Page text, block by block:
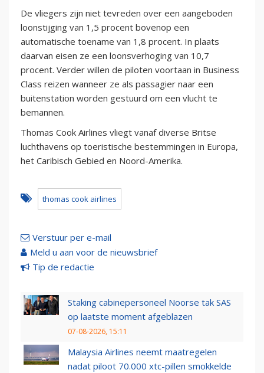
De vliegers zijn niet tevreden over een aangeboden
loonstijging van 1,5 procent bovenop een
automatische toename van 1,8 procent. In plaats
daarvan eisen ze een loonsverhoging van 10,7
procent. Verder willen de piloten voortaan in Business
Class reizen wanneer ze als passagier naar een
buitenstation worden gestuurd om een vlucht te
bemannen.
Thomas Cook Airlines vliegt vanaf diverse Britse
luchthavens op toeristische bestemmingen in Europa,
het Caribisch Gebied en Noord-Amerika.
thomas cook airlines
Verstuur per e-mail
Meld u aan voor de nieuwsbrief
Tip de redactie
Staking cabinepersoneel Noorse tak SAS
op laatste moment afgeblazen
07-08-2026, 15:11
Malaysia Airlines neemt maatregelen
nadat piloot 70.000 xtc-pillen smokkelde